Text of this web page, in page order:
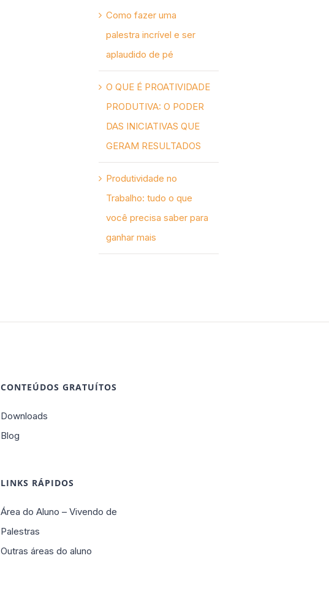
Como fazer uma
palestra incrível e ser
aplaudido de pé
O QUE É PROATIVIDADE
PRODUTIVA: O PODER
DAS INICIATIVAS QUE
GERAM RESULTADOS
Produtividade no
Trabalho: tudo o que
você precisa saber para
ganhar mais
CONTEÚDOS GRATUÍTOS
Downloads
Blog
LINKS RÁPIDOS
Área do Aluno – Vivendo de
Palestras
Outras áreas do aluno